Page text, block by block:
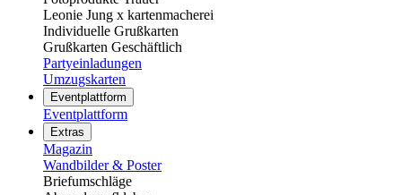
Leonie Jung x kartenmacherei
Individuelle Grußkarten
Grußkarten Geschäftlich
Partyeinladungen
Umzugskarten
Eventplattform
Eventplattform
Extras
Magazin
Wandbilder & Poster
Briefumschläge